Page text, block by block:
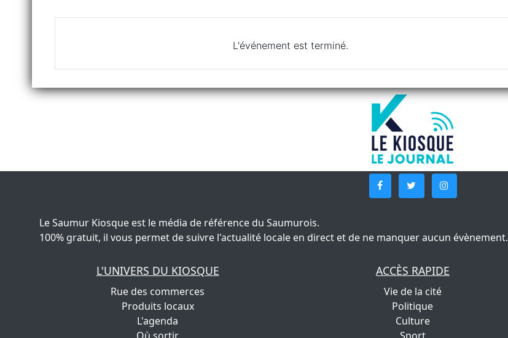
L'événement est terminé.
Le Saumur Kiosque est le média de référence du Saumurois.
100% gratuit, il vous permet de suivre l'actualité locale en direct et de ne manquer aucun évènement.
L'UNIVERS DU KIOSQUE
Rue des commerces
Produits locaux
L'agenda
ACCÈS RAPIDE
Vie de la cité
Politique
Culture